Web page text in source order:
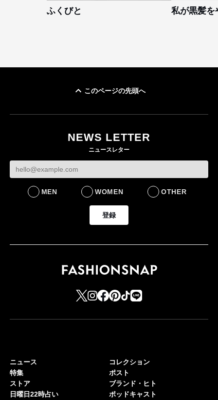
ふくびと 私が黒髪を
このページの先頭へ
NEWS LETTER
ニュースレター
MEN WOMEN OTHER
登録
ニュース
特集
ストア
日曜日22時占い
コレクション
ポスト
ブランド・ヒト
ポッドキャスト